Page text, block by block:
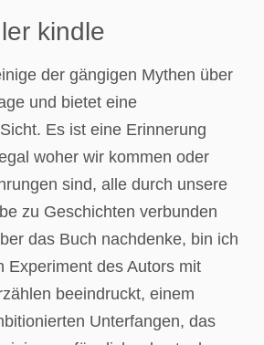
kindle
der gängigen Mythen über
und bietet eine
Es ist eine Erinnerung
woher wir kommen oder
sind, alle durch unsere
zu Geschichten verbunden
das Buch nachdenke, bin ich
Experiment des Autors mit
beeindruckt, einem
Unterfangen, das